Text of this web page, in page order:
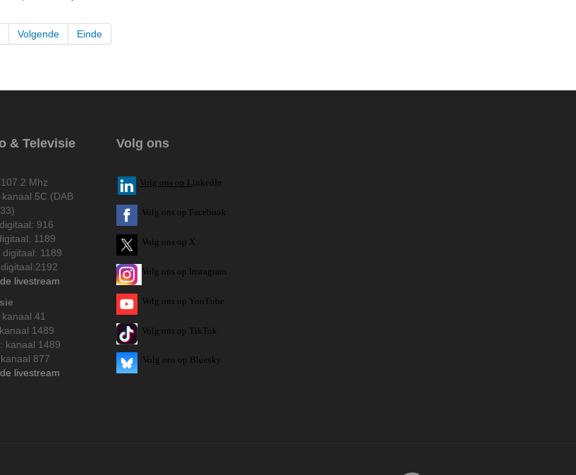
Volgende Einde
& Televisie
Mhz
kanaal 5C (DAB
916
1189
digitaal: 1189
livestream
41
1489
kanaal 1489
877
livestream
Volg ons
Volg ons op L inkedIn
Volg ons op Facebook
Volg ons op X
Volg ons op Instagram
Volg ons op YouTube
Volg ons op TikTok
Volg ons op Bluesky